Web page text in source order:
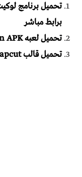
برابط مباشر
تحميل لعبه Fuckerman APK للاندرويد 2024 مجانا
تحميل قالب drop it down capcut قوالب كاب كات 2025